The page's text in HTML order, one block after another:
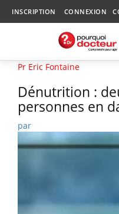
INSCRIPTION CONNEXION
Pr Eric Fontaine
Dénutrition :
personnes en
par